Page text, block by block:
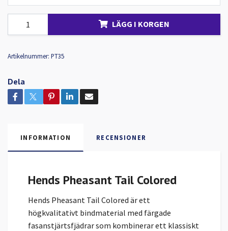
LÄGG I KORGEN
Artikelnummer: PT35
Dela
INFORMATION RECENSIONER
Hends Pheasant Tail Colored
Hends Pheasant Tail Colored är ett
högkvalitativt bindmaterial med färgade
fasanstjärtsfjädrar som kombinerar ett klassiskt